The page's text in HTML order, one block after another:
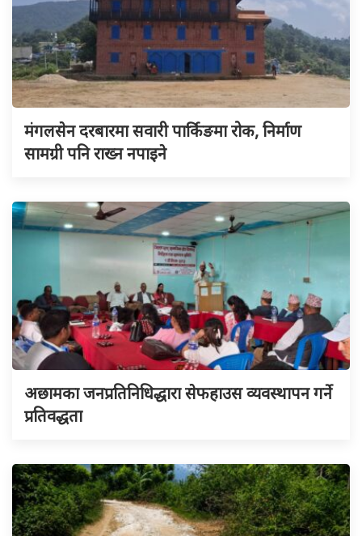
मंगलसेन दरबारमा सवारी पार्किङमा रोक, निर्माण
सामग्री पनि राख्न नपाइने
अछामका जनप्रतिनिधिद्धारा सेफहाउस व्यवस्थापन गर्ने
प्रतिवद्धता